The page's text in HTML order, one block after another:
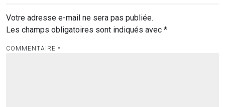
Votre adresse e-mail ne sera pas publiée.
Les champs obligatoires sont indiqués avec *
COMMENTAIRE *